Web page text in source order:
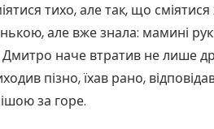
тихо, але так, що
але вже знала: мамині
наче втратив не лише
пізно, їхав рано,
за горе.